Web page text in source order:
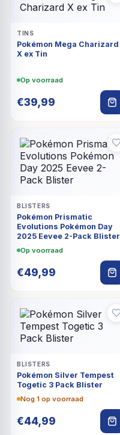
TINS
Pokémon Mega Charizard
X ex Tin
Op voorraad
€39,99
BLISTERS
Pokémon Prismatic
Evolutions Pokémon Day
2025 Eevee 2-Pack Blister
Op voorraad
€49,99
BLISTERS
Pokémon Silver Tempest
Togetic 3 Pack Blister
Nog 1 op voorraad
€44,99